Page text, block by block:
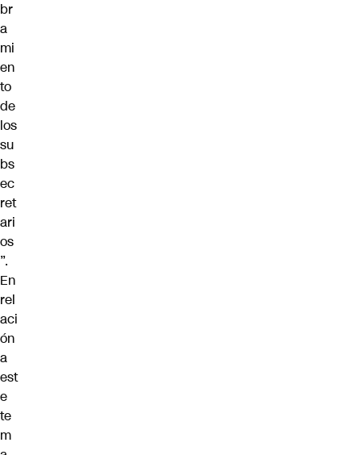
br
a
mi
en
to
de
los
su
bs
ec
ret
ari
os
”.
En
rel
aci
ón
a
est
e
te
m